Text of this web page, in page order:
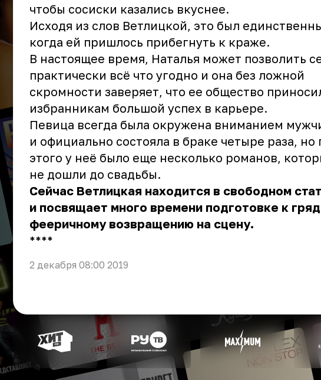
чтобы сосиски казались вкуснее.
Исходя из слов Ветлицкой, это был
когда ей пришлось прибегнуть к краже.
В настоящее время, Наталья может позволить
практически всё что угодно и она без ложной
скромности заверяет, что ее общество
избранникам большой успех в карьере.
Певица всегда была окружена вниманием
и официально состояла в браке четыре раза,
этого у неё было еще несколько романов,
не дошли до свадьбы.
Сейчас Ветлицкая находится в свободном
и посвящает много времени подготовке к
фееричному возвращению на сцену.
** **
2 декабря 08:00 2019